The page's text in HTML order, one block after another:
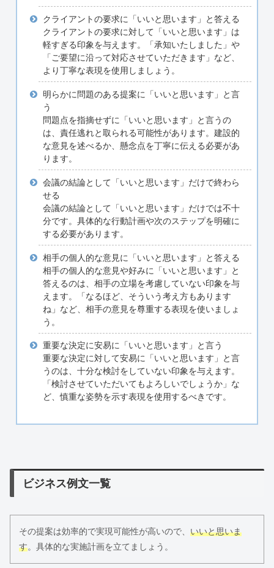
クライアントの要求に「いいと思います」と答える
クライアントの要求に対して「いいと思います」は
軽すぎる印象を与えます。「承知いたしました」や
「ご要望に沿って対応させていただきます」など、
より丁寧な表現を使用しましょう。
明らかに問題のある提案に「いいと思います」と言
う
問題点を指摘せずに「いいと思います」と言うの
は、責任逃れと取られる可能性があります。建設的
な意見を述べるか、懸念点を丁寧に伝える必要があ
ります。
会議の結論として「いいと思います」だけで終わら
せる
会議の結論として「いいと思います」だけでは不十
分です。具体的な行動計画や次のステップを明確に
する必要があります。
相手の個人的な意見に「いいと思います」と答える
相手の個人的な意見や好みに「いいと思います」と
答えるのは、相手の立場を考慮していない印象を与
えます。「なるほど、そういう考え方もあります
ね」など、相手の意見を尊重する表現を使いましょ
う。
重要な決定に安易に「いいと思います」と言う
重要な決定に対して安易に「いいと思います」と言
うのは、十分な検討をしていない印象を与えます。
「検討させていただいてもよろしいでしょうか」な
ど、慎重な姿勢を示す表現を使用するべきです。
ビジネス例文一覧
その提案は効率的で実現可能性が高いので、 いいと思いま
す。具体的な実施計画を立てましょう。